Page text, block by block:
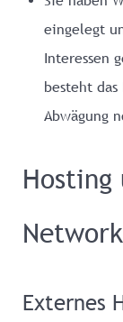
eingelegt
Interessen
besteht
Abwägung
Externes